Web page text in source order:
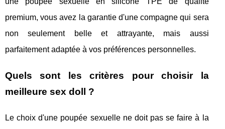
premium, vous avez la garantie d'une compagne qui sera
non seulement belle et attrayante, mais aussi
parfaitement adaptée à vos préférences personnelles.
Quels sont les critères pour choisir la
meilleure sex doll ?
Le choix d'une poupée sexuelle ne doit pas se faire à la